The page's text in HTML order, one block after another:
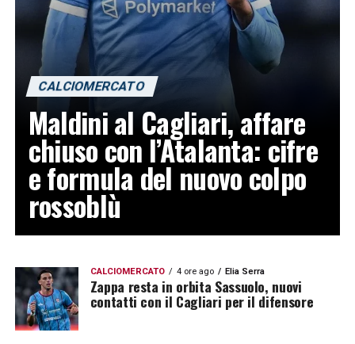
CALCIOMERCATO
Maldini al Cagliari, affare
chiuso con l’Atalanta: cifre
e formula del nuovo colpo
rossoblù
CALCIOMERCATO 4 ore ago Elia Serra
Zappa resta in orbita Sassuolo, nuovi
contatti con il Cagliari per il difensore